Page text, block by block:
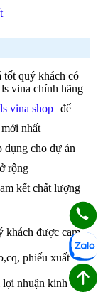
tốt quý khách có
vina chính hãng
ls vina shop
để
nhất
dụng cho dự án
rộng
kết chất lượng
khách được cam
phiếu xuất
lợi nhuận kinh